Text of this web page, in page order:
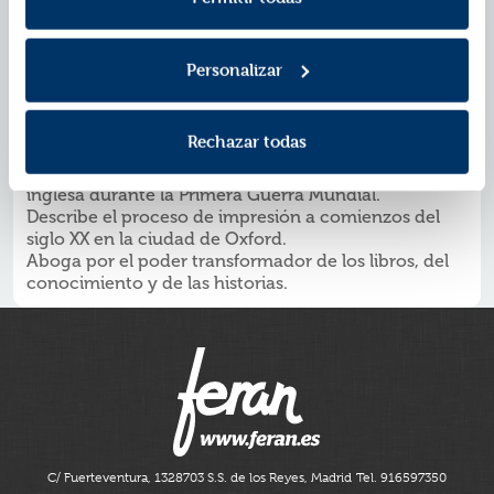
Personalizar
Rechazar todas
remodelan su mundo, es el amor y la responsabilidad
que conlleva lo que amenaza con frenar sus
¿POR QUÉ LEERLA ARTESANA DE LIBROS?
liberación femenina.
Es una muy interesante descripción de la sociedad
inglesa durante la Primera Guerra Mundial.
Describe el proceso de impresión a comienzos del
siglo XX en la ciudad de Oxford.
Aboga por el poder transformador de los libros, del
conocimiento y de las historias.
C/ Fuerteventura, 1328703 S.S. de los Reyes, Madrid Tel. 916597350